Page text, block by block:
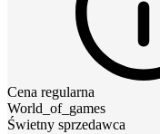
Cena regularna
World_of_games
Świetny sprzedawca